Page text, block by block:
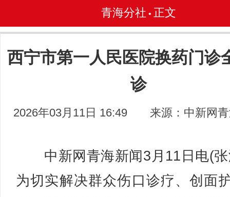
青海分社 • 正文
西宁市第一人民医院换药门诊
诊
2026年03月11日 16:49 来源：中新网
中新网青海新闻3月11日电(张
为切实解决群众伤口诊疗、创面